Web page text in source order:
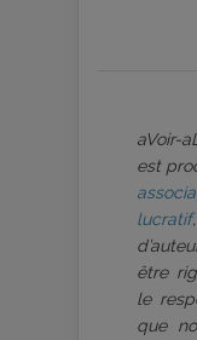
aVoir-
est
lucratif
être
le
que